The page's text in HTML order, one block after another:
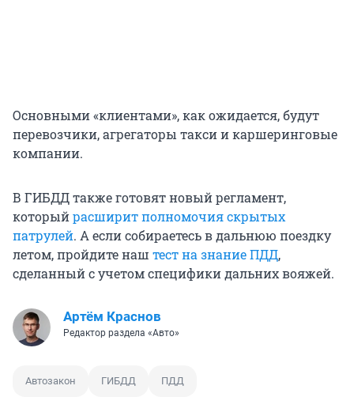
Основными «клиентами», как ожидается, будут
перевозчики, агрегаторы такси и каршеринговые
компании.
В ГИБДД также готовят новый регламент,
которыйрасширит полномочия скрытых
патрулей. А если собираетесь в дальнюю поездку
летом, пройдите наш тест на знание ПДД,
сделанный с учетом специфики дальних вояжей.
Артём Краснов
Редактор раздела «Авто»
Автозакон ГИБДД ПДД